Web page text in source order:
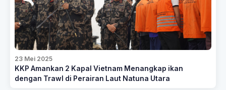
23 Mei 2025
KKP Amankan 2 Kapal Vietnam Menangkap ikan
dengan Trawl di Perairan Laut Natuna Utara